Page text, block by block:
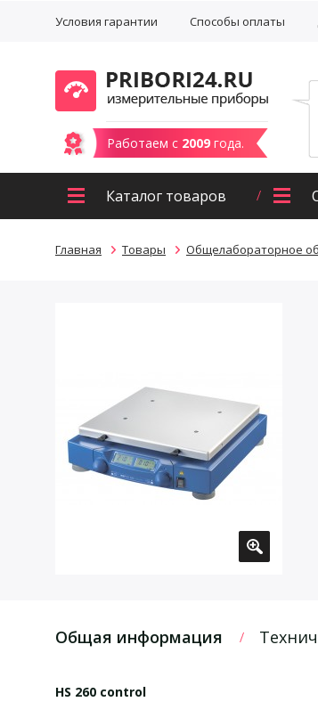
Условия гарантии Способы оплаты
Работаем с 2009 года.
Каталог товаров
Главная Товары Общелабораторное
Общая информация
HS 260 control